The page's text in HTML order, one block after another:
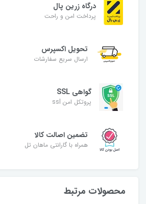
درگاه زرین پال
پرداخت امن و راحت
تحویل اکسپرس
ارسال سریع سفارشات
گواهی SSL
پروتکل امن ssl
تضمین اصالت کالا
همراه با گارانتی ماهان تل
محصولات مرتبط